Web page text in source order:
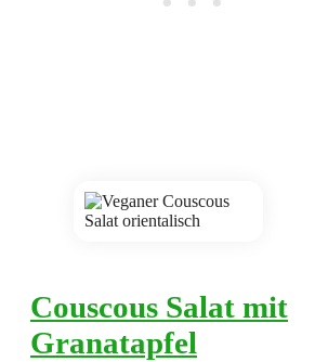
Couscous Salat mit
Granatapfel